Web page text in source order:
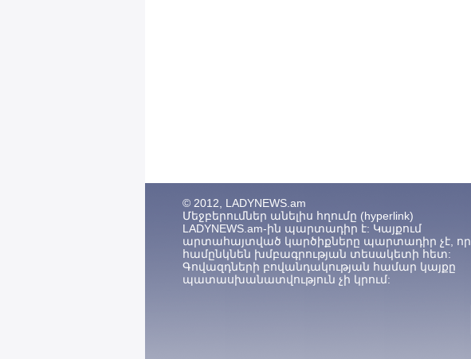
© 2012, LADYNEWS.am
Մեջբերումներ անելիս հղումը (hyperlink)
LADYNEWS.am-ին պարտադիր է: Կայքում
արտահայտված կարծիքները պարտադիր չէ, որ
համընկնեն խմբագրության տեսակետի հետ:
Գովազդների բովանդակության համար կայքը
պատասխանատվություն չի կրում: